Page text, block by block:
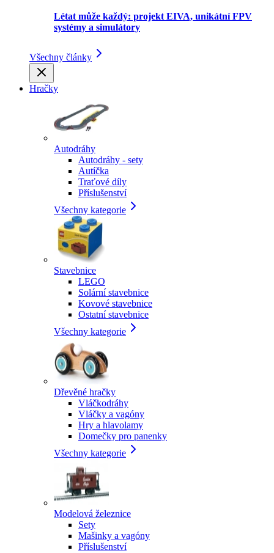
Létat může každý: projekt EIVA, unikátní FPV
systémy a simulátory
Všechny články
Hračky
Autodráhy
Autodráhy - sety
Autíčka
Traťové díly
Příslušenství
Všechny kategorie
Stavebnice
LEGO
Solární stavebnice
Kovové stavebnice
Ostatní stavebnice
Všechny kategorie
Dřevěné hračky
Vláčkodráhy
Vláčky a vagóny
Hry a hlavolamy
Domečky pro panenky
Všechny kategorie
Modelová železnice
Sety
Mašinky a vagóny
Příslušenství